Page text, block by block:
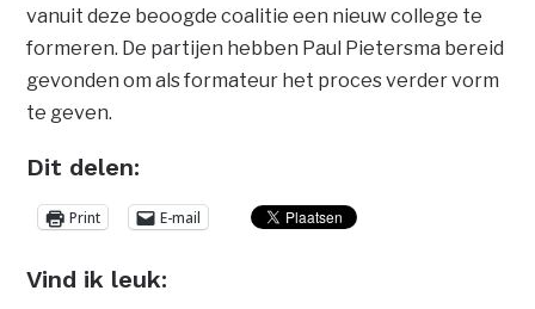
vanuit deze beoogde coalitie een nieuw college te
formeren. De partijen hebben Paul Pietersma bereid
gevonden om als formateur het proces verder vorm
te geven.
Dit delen:
Print E-mail
Vind ik leuk: